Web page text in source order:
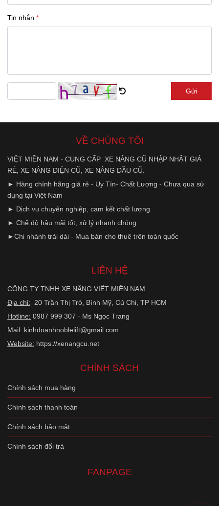
Tin nhắn
Gửi
VỀ CHÚNG TÔI
VIỆT MIỀN NAM - CUNG CẤP XE NÂNG CŨ NHẬP NHẬT GIÁ
RẺ, XE NÂNG ĐIỆN CŨ, XE NÂNG DẦU CŨ.
► Hàng chính hãng giá rẻ - Uy Tín- Chất Lượng - Chưa qua sử
dụng tại Việt Nam
► Dịch vụ chuyên nghiệp, cam kết chất lượng
► Chế độ hậu mãi tốt, xử lý nhanh chóng
►Chi nhánh trải dài - Mua bán cho thuê trên toàn quốc
LIÊN HỆ
CÔNG TY TNHH XE NÂNG VIỆT MIỀN NAM
Địa chỉ: 20 Trần Thị Trò, Bình Mỹ, Củ Chi, TP HCM
Hotline: 0987 999 307 - Ms Ngọc Trang
Mail: kinhdoanhnoblelift@gmail.com
Website: https://xenangcu.net
CHÍNH SÁCH
Chính sách mua hàng
Chính sách thanh toán
Chính sách bảo mật
Chính sách đổi trả
FANPAGE